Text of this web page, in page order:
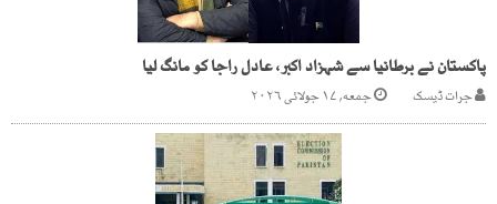
پاکستان نے برطانیا سے شہزاد اکبر، عادل راجا کو مانگ لیا
جرات ڈیسک جمعه, ۱۷ جولائی ۲۰۲۶